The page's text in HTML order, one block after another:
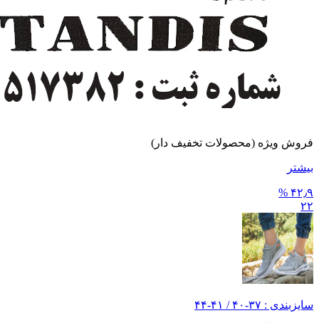
فروش ویژه (محصولات تخفیف دار)
بیشتر
۴۲٫۹ %
۲۲
سایز‌بندی : ۳۷-۴۰ / ۴۱-۴۴